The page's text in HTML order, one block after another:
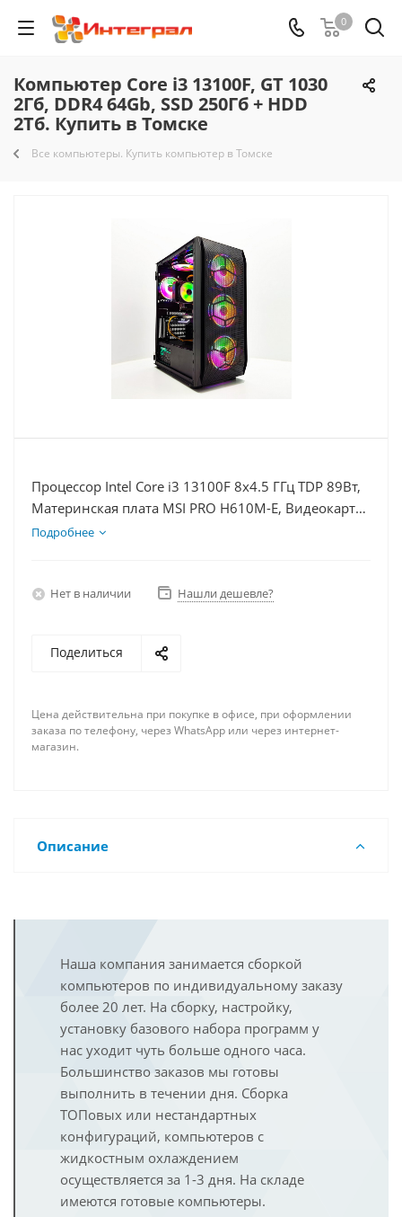
0
Компьютер Core i3 13100F, GT 1030
2Гб, DDR4 64Gb, SSD 250Гб + HDD
2Тб. Купить в Томске
Все компьютеры. Купить компьютер в Томске
Процессор Intel Core i3 13100F 8x4.5 ГГц TDP 89Вт,
Материнская плата MSI PRO H610M-E, Видеокарта
GT 1030 2Гб, Память DDR4 64Gb, Диски SSD 250Гб
Подробнее
Нет в наличии Нашли дешевле?
Поделиться
Цена действительна при покупке в офисе, при оформлении
заказа по телефону, через WhatsApp или через интернет-
магазин.
Описание
Наша компания занимается сборкой
компьютеров по индивидуальному заказу
более 20 лет. На сборку, настройку,
установку базового набора программ у
нас уходит чуть больше одного часа.
Большинство заказов мы готовы
выполнить в течении дня. Сборка
ТОПовых или нестандартных
конфигураций, компьютеров с
жидкостным охлаждением
осуществляется за 1-3 дня. На складе
имеются готовые компьютеры.